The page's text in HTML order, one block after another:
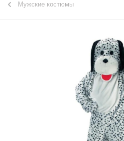
Мужские костюмы